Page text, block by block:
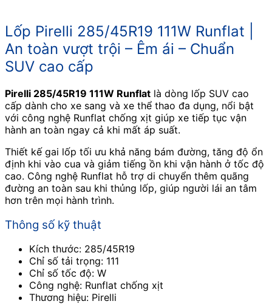
Lốp Pirelli 285/45R19 111W Runflat |
An toàn vượt trội – Êm ái – Chuẩn
SUV cao cấp
Pirelli 285/45R19 111W Runflat là dòng lốp SUV cao
cấp dành cho xe sang và xe thể thao đa dụng, nổi bật
với công nghệ Runflat chống xịt giúp xe tiếp tục vận
hành an toàn ngay cả khi mất áp suất.
Thiết kế gai lốp tối ưu khả năng bám đường, tăng độ ổn
định khi vào cua và giảm tiếng ồn khi vận hành ở tốc độ
cao. Công nghệ Runflat hỗ trợ di chuyển thêm quãng
đường an toàn sau khi thủng lốp, giúp người lái an tâm
hơn trên mọi hành trình.
Thông số kỹ thuật
Kích thước: 285/45R19
Chỉ số tải trọng: 111
Chỉ số tốc độ: W
Công nghệ: Runflat chống xịt
Thương hiệu: Pirelli